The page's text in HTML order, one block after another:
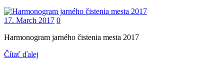
17. March 2017 0
Harmonogram jarného čistenia mesta 2017
Čítať ďalej